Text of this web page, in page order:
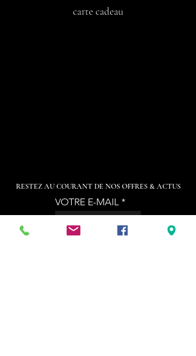
carte cadeau
RESTEZ AU COURANT DE NOS OFFRES & ACTUS
VOTRE E-MAIL
Code Téléphone